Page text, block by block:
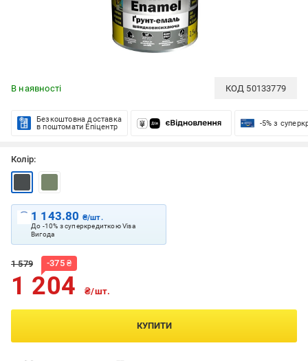
В наявності КОД 50133779
Безкоштовна доставка
в поштомати Епіцентр
-5% з
Колір:
1 143.80 ₴/шт.
До -10% з суперкредиткою Visa
Вигода
1 579 -375₴
1 204 ₴/шт.
КУПИТИ